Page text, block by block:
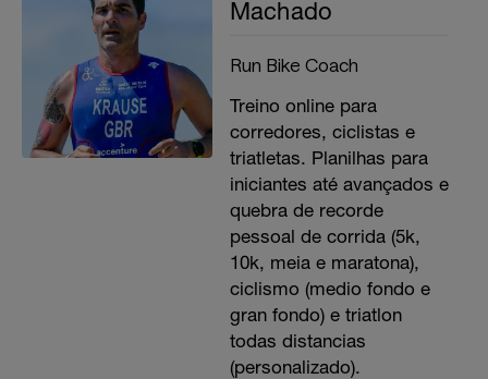
Machado
Run Bike Coach
Treino online para
corredores, ciclistas e
triatletas. Planilhas para
iniciantes até avançados e
quebra de recorde
pessoal de corrida (5k,
10k, meia e maratona),
ciclismo (medio fondo e
gran fondo) e triatlon
todas distancias
(personalizado).